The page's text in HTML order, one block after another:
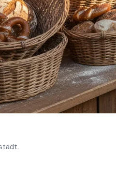
Markt